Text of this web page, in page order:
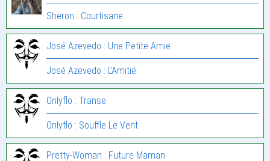
Sheron : Courtisane
José Azevedo : Une Petite Amie
José Azevedo : L’Amitié
Onlyflo : Transe
Onlyflo : Souffle Le Vent
Pretty-Woman : Future Maman